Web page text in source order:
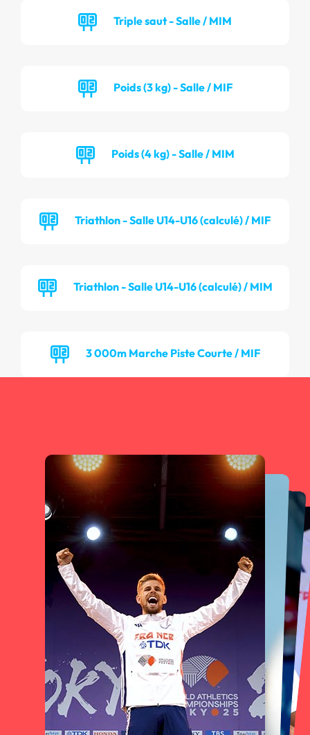
Triple saut - Salle / MIM
Poids (3 kg) - Salle / MIF
Poids (4 kg) - Salle / MIM
Triathlon - Salle U14-U16 (calculé) / MIF
Triathlon - Salle U14-U16 (calculé) / MIM
3 000m Marche Piste Courte / MIF